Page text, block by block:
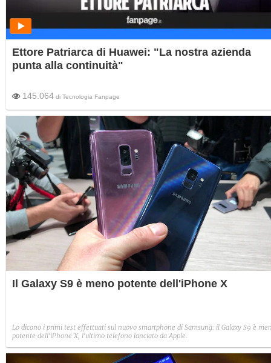
Ettore Patriarca di Huawei: "La nostra azienda
punta alla continuità"
145.064 di Tecnologia Fanpage
Il Galaxy S9 è meno potente dell'iPhone X
Lo dicono i primi test effettuati sul nuovo smartphone di Samsung: il Galaxy S9 è
potente dell'iPhone X, l'ultimo telefono lanciato da Apple.